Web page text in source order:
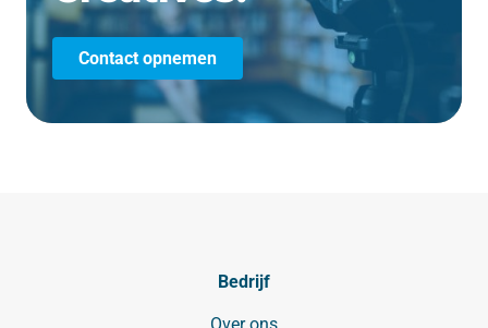
Contact opnemen
Bedrijf